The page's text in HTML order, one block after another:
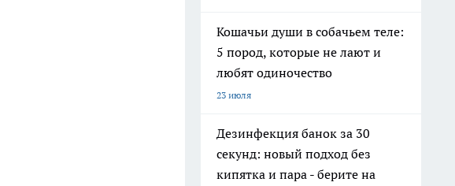
Кошачьи души в собачьем теле:
5 пород, которые не лают и
любят одиночество
23 июля
Дезинфекция банок за 30
секунд: новый подход без
кипятка и пара - берите на